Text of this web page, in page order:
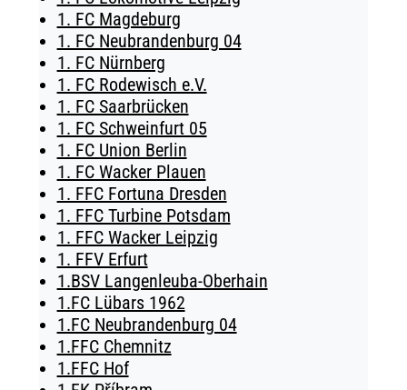
1. FC Magdeburg
1. FC Neubrandenburg 04
1. FC Nürnberg
1. FC Rodewisch e.V.
1. FC Saarbrücken
1. FC Schweinfurt 05
1. FC Union Berlin
1. FC Wacker Plauen
1. FFC Fortuna Dresden
1. FFC Turbine Potsdam
1. FFC Wacker Leipzig
1. FFV Erfurt
1.BSV Langenleuba-Oberhain
1.FC Lübars 1962
1.FC Neubrandenburg 04
1.FFC Chemnitz
1.FFC Hof